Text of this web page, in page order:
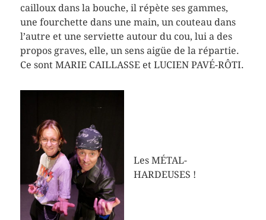
cailloux dans la bouche, il répète ses gammes,
une fourchette dans une main, un couteau dans
l’autre et une serviette autour du cou, lui a des
propos graves, elle, un sens aigüe de la répartie.
Ce sont MARIE CAILLASSE et LUCIEN PAVÉ-RÔTI.
Les MÉTAL-
HARDEUSES !